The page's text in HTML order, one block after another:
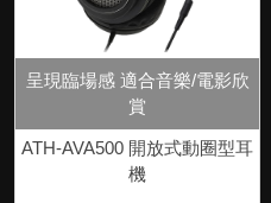
呈現臨場感 適合音樂/電影欣
賞
ATH-AVA500 開放式動圈型耳
機